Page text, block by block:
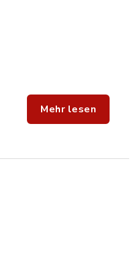
Mehr lesen